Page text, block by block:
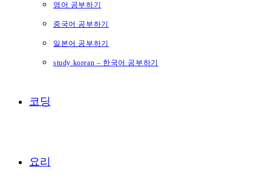
영어 공부하기
중국어 공부하기
일본어 공부하기
study korean – 한국어 공부하기
코딩
요리